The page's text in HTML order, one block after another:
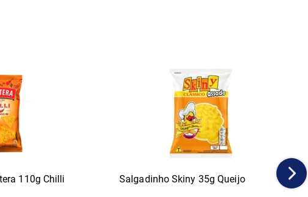
110g Chilli Salgadinho Skiny 35g Queijo